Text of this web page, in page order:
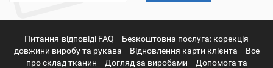
Питання-відповіді FAQ
Безкоштовна послуга: корекція
довжини виробу та рукава
Відновлення карти клієнта
Все
про склад тканин
Догляд за виробами
Допомога та